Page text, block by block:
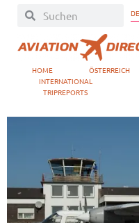
HOME ÖSTERREICH
INTERNATIONAL
TRIPREPORTS